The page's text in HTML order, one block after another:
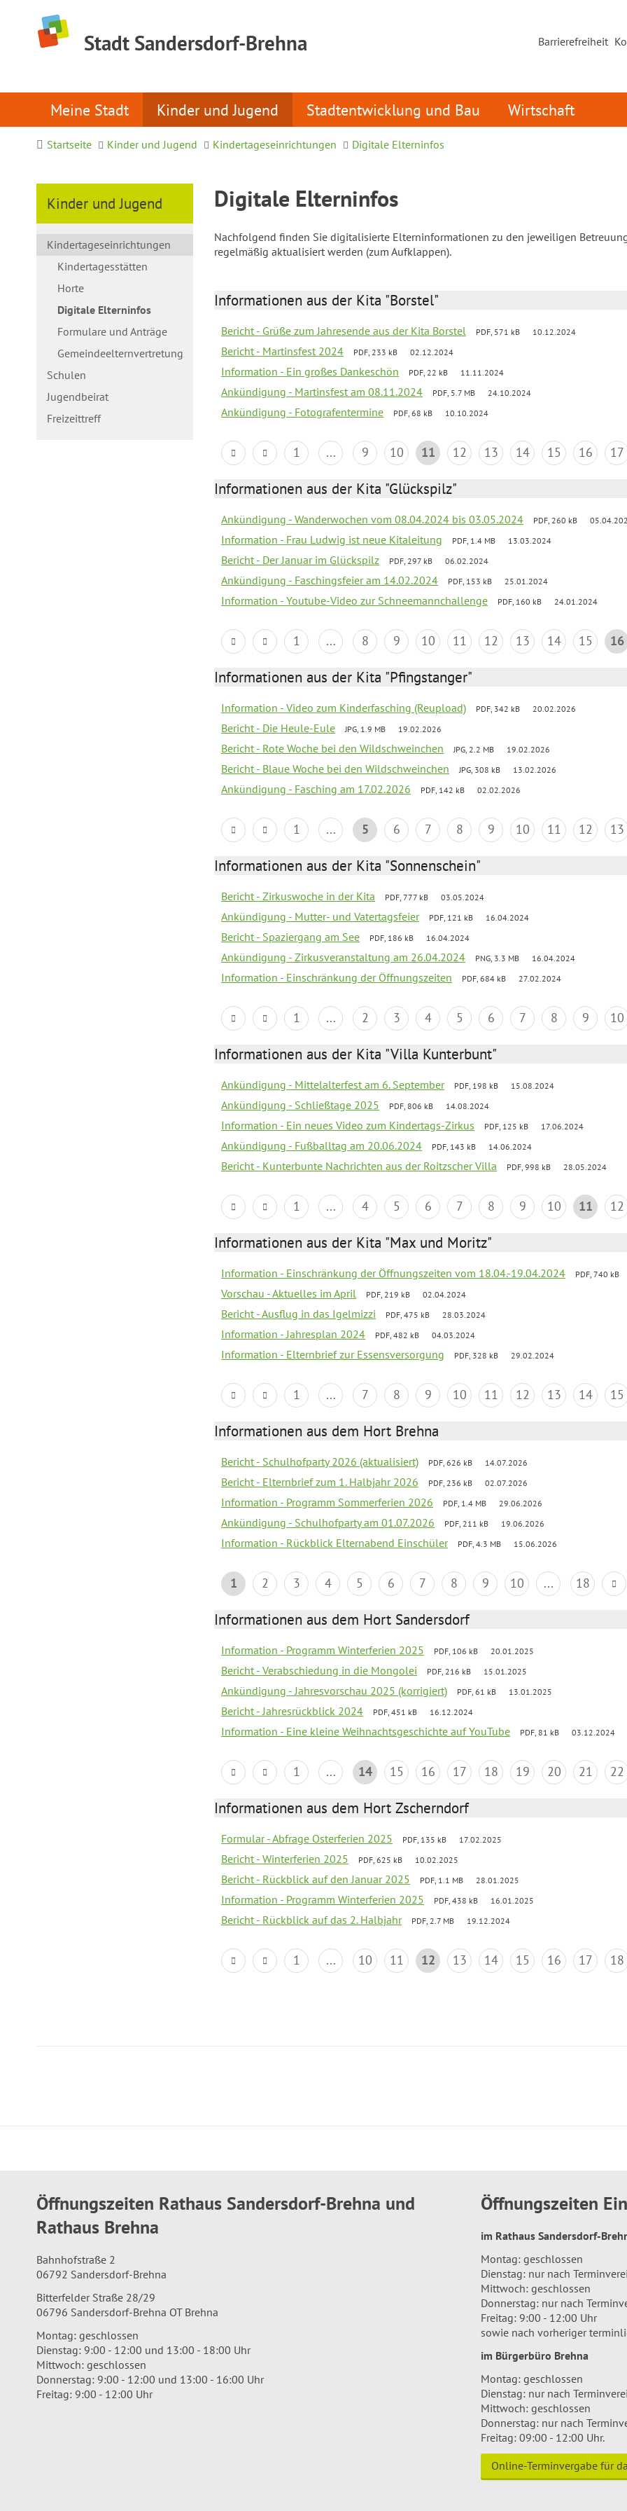
Stadt Sandersdorf-Brehna Barrierefreiheit
Meine Stadt Kinder und Jugend Stadtentwicklung und Bau Wirtschaft
Startseite Kinder und Jugend Kindertageseinrichtungen Digitale Elterninfos
Kinder und Jugend
Kindertageseinrichtungen
Kindertagesstätten
Horte
Digitale Elterninfos
Formulare und Anträge
Gemeindeelternvertretung
Schulen
Jugendbeirat
Freizeittreff
Digitale Elterninfos
Nachfolgend finden Sie digitalisierte Elterninformationen zu den jeweiligen
regelmäßig aktualisiert werden (zum Aufklappen).
Informationen aus der Kita "Borstel"
Bericht - Grüße zum Jahresende aus der Kita Borstel PDF, 571 kB 10.12.2024
Bericht - Martinsfest 2024 PDF, 233 kB 02.12.2024
Information - Ein großes Dankeschön PDF, 22 kB 11.11.2024
Ankündigung - Martinsfest am 08.11.2024 PDF, 5.7 MB 24.10.2024
Ankündigung - Fotografentermine PDF, 68 kB 10.10.2024
1 ... 9 10 11 12 13 14 15 16 17
Informationen aus der Kita "Glückspilz"
Ankündigung - Wanderwochen vom 08.04.2024 bis 03.05.2024 PDF, 260 kB
Information - Frau Ludwig ist neue Kitaleitung PDF, 1.4 MB 13.03.2024
Bericht - Der Januar im Glückspilz PDF, 297 kB 06.02.2024
Ankündigung - Faschingsfeier am 14.02.2024 PDF, 153 kB 25.01.2024
Information - Youtube-Video zur Schneemannchallenge PDF, 160 kB 24.01.2024
1 ... 8 9 10 11 12 13 14 15 16
Informationen aus der Kita "Pfingstanger"
Information - Video zum Kinderfasching (Reupload) PDF, 342 kB 20.02.2026
Bericht - Die Heule-Eule JPG, 1.9 MB 19.02.2026
Bericht - Rote Woche bei den Wildschweinchen JPG, 2.2 MB 19.02.2026
Bericht - Blaue Woche bei den Wildschweinchen JPG, 308 kB 13.02.2026
Ankündigung - Fasching am 17.02.2026 PDF, 142 kB 02.02.2026
1 ... 5 6 7 8 9 10 11 12 13
Informationen aus der Kita "Sonnenschein"
Bericht - Zirkuswoche in der Kita PDF, 777 kB 03.05.2024
Ankündigung - Mutter- und Vatertagsfeier PDF, 121 kB 16.04.2024
Bericht - Spaziergang am See PDF, 186 kB 16.04.2024
Ankündigung - Zirkusveranstaltung am 26.04.2024 PNG, 3.3 MB 16.04.2024
Information - Einschränkung der Öffnungszeiten PDF, 684 kB 27.02.2024
1 ... 2 3 4 5 6 7 8 9 10
Informationen aus der Kita "Villa Kunterbunt"
Ankündigung - Mittelalterfest am 6. September PDF, 198 kB 15.08.2024
Ankündigung - Schließtage 2025 PDF, 806 kB 14.08.2024
Information - Ein neues Video zum Kindertags-Zirkus PDF, 125 kB 17.06.2024
Ankündigung - Fußballtag am 20.06.2024 PDF, 143 kB 14.06.2024
Bericht - Kunterbunte Nachrichten aus der Roitzscher Villa PDF, 998 kB 28.05.2024
1 ... 4 5 6 7 8 9 10 11 12
Informationen aus der Kita "Max und Moritz"
Information - Einschränkung der Öffnungszeiten vom 18.04.-19.04.2024 PDF, 740 kB
Vorschau - Aktuelles im April PDF, 219 kB 02.04.2024
Bericht - Ausflug in das Igelmizzi PDF, 475 kB 28.03.2024
Information - Jahresplan 2024 PDF, 482 kB 04.03.2024
Information - Elternbrief zur Essensversorgung PDF, 328 kB 29.02.2024
1 ... 7 8 9 10 11 12 13 14 15
Informationen aus dem Hort Brehna
Bericht - Schulhofparty 2026 (aktualisiert) PDF, 626 kB 14.07.2026
Bericht - Elternbrief zum 1. Halbjahr 2026 PDF, 236 kB 02.07.2026
Information - Programm Sommerferien 2026 PDF, 1.4 MB 29.06.2026
Ankündigung - Schulhofparty am 01.07.2026 PDF, 211 kB 19.06.2026
Information - Rückblick Elternabend Einschüler PDF, 4.3 MB 15.06.2026
1 2 3 4 5 6 7 8 9 10 ... 18
Informationen aus dem Hort Sandersdorf
Information - Programm Winterferien 2025 PDF, 106 kB 20.01.2025
Bericht - Verabschiedung in die Mongolei PDF, 216 kB 15.01.2025
Ankündigung - Jahresvorschau 2025 (korrigiert) PDF, 61 kB 13.01.2025
Bericht - Jahresrückblick 2024 PDF, 451 kB 16.12.2024
Information - Eine kleine Weihnachtsgeschichte auf YouTube PDF, 81 kB 03.12.2024
1 ... 14 15 16 17 18 19 20 21 22
Informationen aus dem Hort Zscherndorf
Formular - Abfrage Osterferien 2025 PDF, 135 kB 17.02.2025
Bericht - Winterferien 2025 PDF, 625 kB 10.02.2025
Bericht - Rückblick auf den Januar 2025 PDF, 1.1 MB 28.01.2025
Information - Programm Winterferien 2025 PDF, 438 kB 16.01.2025
Bericht - Rückblick auf das 2. Halbjahr PDF, 2.7 MB 19.12.2024
1 ... 10 11 12 13 14 15 16 17 18
Öffnungszeiten Rathaus Sandersdorf-Brehna und
Rathaus Brehna
Bahnhofstraße 2
06792 Sandersdorf-Brehna
Bitterfelder Straße 28/29
06796 Sandersdorf-Brehna OT Brehna
Montag: geschlossen
Dienstag: 9:00 - 12:00 und 13:00 - 18:00 Uhr
Mittwoch: geschlossen
Donnerstag: 9:00 - 12:00 und 13:00 - 16:00 Uhr
Freitag: 9:00 - 12:00 Uhr
Öffnungszeiten
im Rathaus Sandersdorf-
Montag: geschlossen
Dienstag: nur nach
Mittwoch: geschlossen
Donnerstag: nur nach
Freitag: 9:00 - 12:00 Uhr
sowie nach vorheriger
im Bürgerbüro Brehna
Montag: geschlossen
Dienstag: nur nach
Mittwoch: geschlossen
Donnerstag: nur nach
Freitag: 09:00 - 12:00 Uhr.
Online-Terminvergabe für